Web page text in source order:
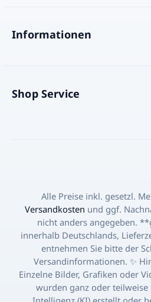
Informationen
Shop Service
Alle Preise inkl. gesetzl.
Versandkosten und ggf.
nicht anders angegeben.
innerhalb Deutschlands,
entnehmen Sie bitte der
Versandinformationen. ✨
Einzelne Bilder, Grafiken oder
wurden ganz oder